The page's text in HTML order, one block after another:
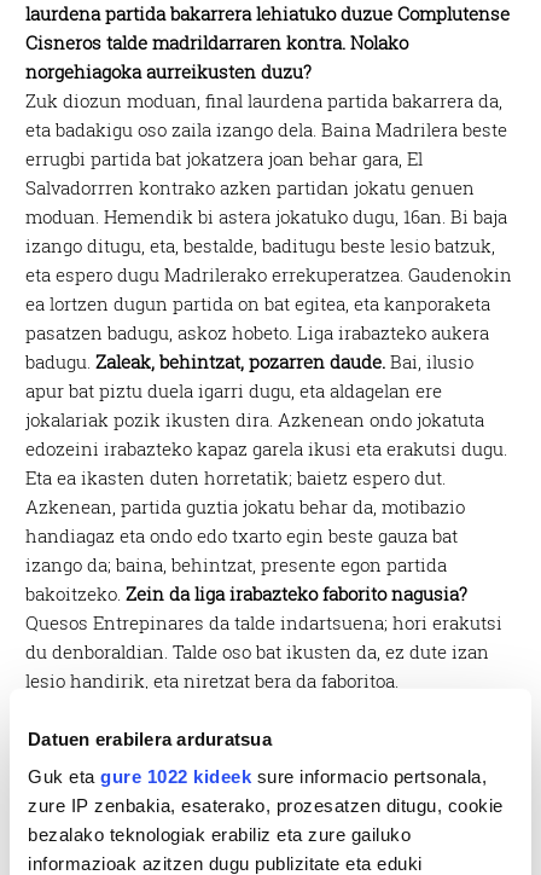
Datuen erabilera arduratsua
Guk eta gure 1022 kideek sure informacio pertsonala,
zure IP zenbakia, esaterako, prozesatzen ditugu, cookie
bezalako teknologiak erabiliz eta zure gailuko
informazioak azitzen dugu publizitate eta eduki
laurdena partida bakarrera lehiatuko duzue Complutense
Cisneros talde madrildarraren kontra. Nolako
norgehiagoka aurreikusten duzu?
Zuk diozun moduan, final laurdena partida bakarrera da,
eta badakigu oso zaila izango dela. Baina Madrilera beste
errugbi partida bat jokatzera joan behar gara, El
Salvadorrren kontrako azken partidan jokatu genuen
moduan. Hemendik bi astera jokatuko dugu, 16an. Bi baja
izango ditugu, eta, bestalde, baditugu beste lesio batzuk,
eta espero dugu Madrilerako errekuperatzea. Gaudenokin
ea lortzen dugun partida on bat egitea, eta kanporaketa
pasatzen badugu, askoz hobeto. Liga irabazteko aukera
badugu.Zaleak, behintzat, pozarren daude. Bai, ilusio
apur bat piztu duela igarri dugu, eta aldagelan ere
jokalariak pozik ikusten dira. Azkenean ondo jokatuta
edozeini irabazteko kapaz garela ikusi eta erakutsi dugu.
Eta ea ikasten duten horretatik; baietz espero dut.
Azkenean, partida guztia jokatu behar da, motibazio
handiagaz eta ondo edo txarto egin beste gauza bat
izango da; baina, behintzat, presente egon partida
bakoitzeko.Zein da liga irabazteko faborito nagusia?
Quesos Entrepinares da talde indartsuena; hori erakutsi
du denboraldian. Talde oso bat ikusten da, ez dute izan
lesio handirik, eta niretzat bera da faboritoa.